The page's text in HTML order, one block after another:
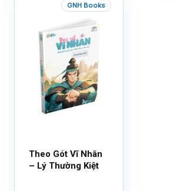
GNH Books
Theo Gót Vĩ Nhân
– Lý Thường Kiệt